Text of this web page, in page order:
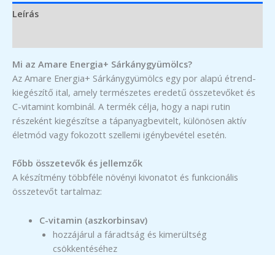
Leírás
Mi az Amare Energia+ Sárkánygyümölcs?
Az Amare Energia+ Sárkánygyümölcs egy por alapú étrend-
kiegészítő ital, amely természetes eredetű összetevőket és
C-vitamint kombinál. A termék célja, hogy a napi rutin
részeként kiegészítse a tápanyagbevitelt, különösen aktív
életmód vagy fokozott szellemi igénybevétel esetén.
Főbb összetevők és jellemzők
A készítmény többféle növényi kivonatot és funkcionális
összetevőt tartalmaz:
C-vitamin (aszkorbinsav)
hozzájárul a fáradtság és kimerültség
csökkentéséhez